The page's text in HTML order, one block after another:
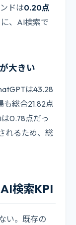
ドは0.20点
、AI検索で
大きい
は43.28
も総合21.82点
0.78点だっ
れるため、総
検索KPI
い。既存の